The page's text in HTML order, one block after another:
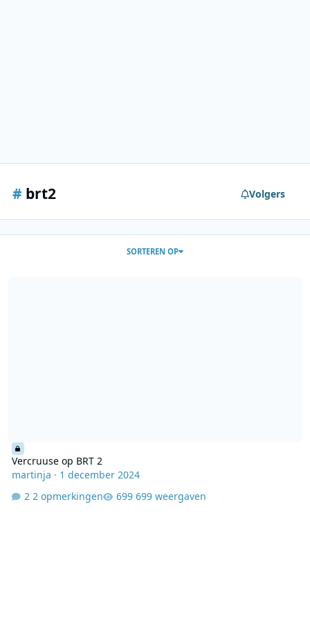
# brt2 Volgers
SORTEREN OP
Vercruuse op BRT 2
martinja · 1 december 2024
2 opmerkingen
699 weergaven